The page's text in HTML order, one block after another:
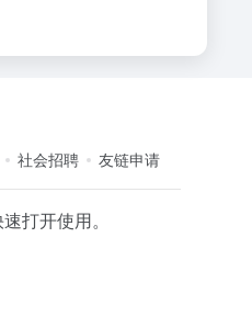
社会招聘 友链申请
打开使用。